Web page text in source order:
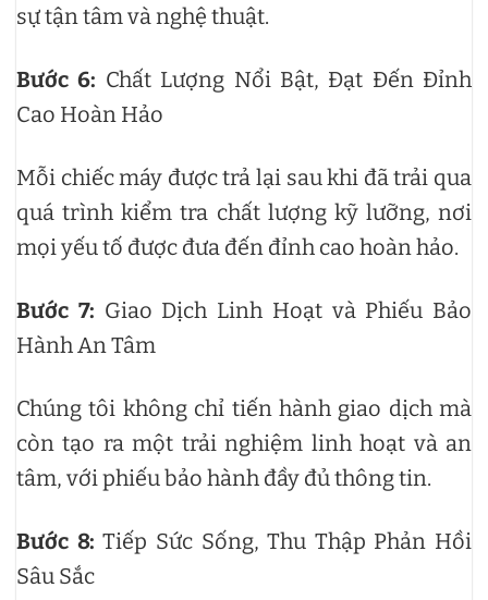
sự tận tâm và nghệ thuật.
Bước 6: Chất Lượng Nổi Bật, Đạt Đến Đỉnh
Cao Hoàn Hảo
Mỗi chiếc máy được trả lại sau khi đã trải qua
quá trình kiểm tra chất lượng kỹ lưỡng, nơi
mọi yếu tố được đưa đến đỉnh cao hoàn hảo.
Bước 7: Giao Dịch Linh Hoạt và Phiếu Bảo
Hành An Tâm
Chúng tôi không chỉ tiến hành giao dịch mà
còn tạo ra một trải nghiệm linh hoạt và an
tâm, với phiếu bảo hành đầy đủ thông tin.
Bước 8:Tiếp Sức Sống, Thu Thập Phản Hồi
Sâu Sắc